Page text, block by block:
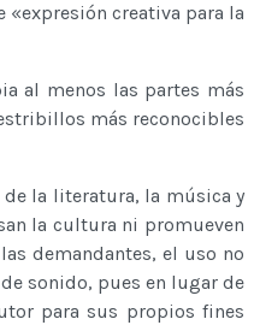
creativa para la
al menos las partes más
más reconocibles
la literatura, la música y
la cultura ni promueven
demandantes, el uso no
sonido, pues en lugar de
para sus propios fines